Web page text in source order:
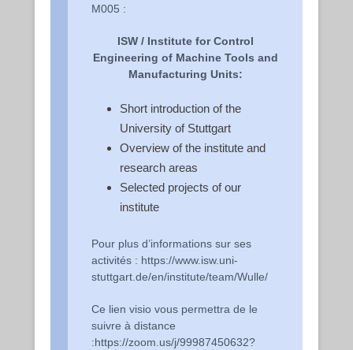
M005 :
ISW / Institute for Control
Engineering of Machine Tools and
Manufacturing Units:
Short introduction of the
University of Stuttgart
Overview of the institute and
research areas
Selected projects of our
institute
Pour plus d’informations sur ses
activités : https://www.isw.uni-
stuttgart.de/en/institute/team/Wulle/
Ce lien visio vous permettra de le
suivre à distance
:https://zoom.us/j/99987450632?